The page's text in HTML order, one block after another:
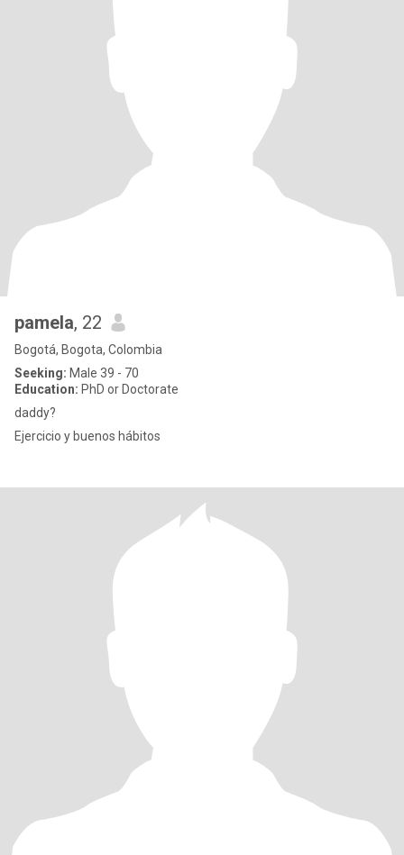
pamela, 22
Bogotá, Bogota, Colombia
Seeking: Male 39 - 70
Education: PhD or Doctorate
daddy?
Ejercicio y buenos hábitos